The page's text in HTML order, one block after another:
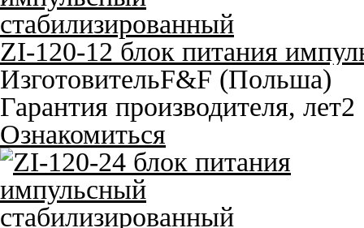
ZI-120-12 блок питания
ИзготовительF&F (Польша)
Гарантия производителя, лет2
Ознакомиться